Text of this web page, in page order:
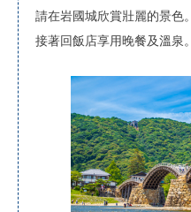
請在岩國城欣賞壯麗的景色。
接著回飯店享用晚餐及溫泉。